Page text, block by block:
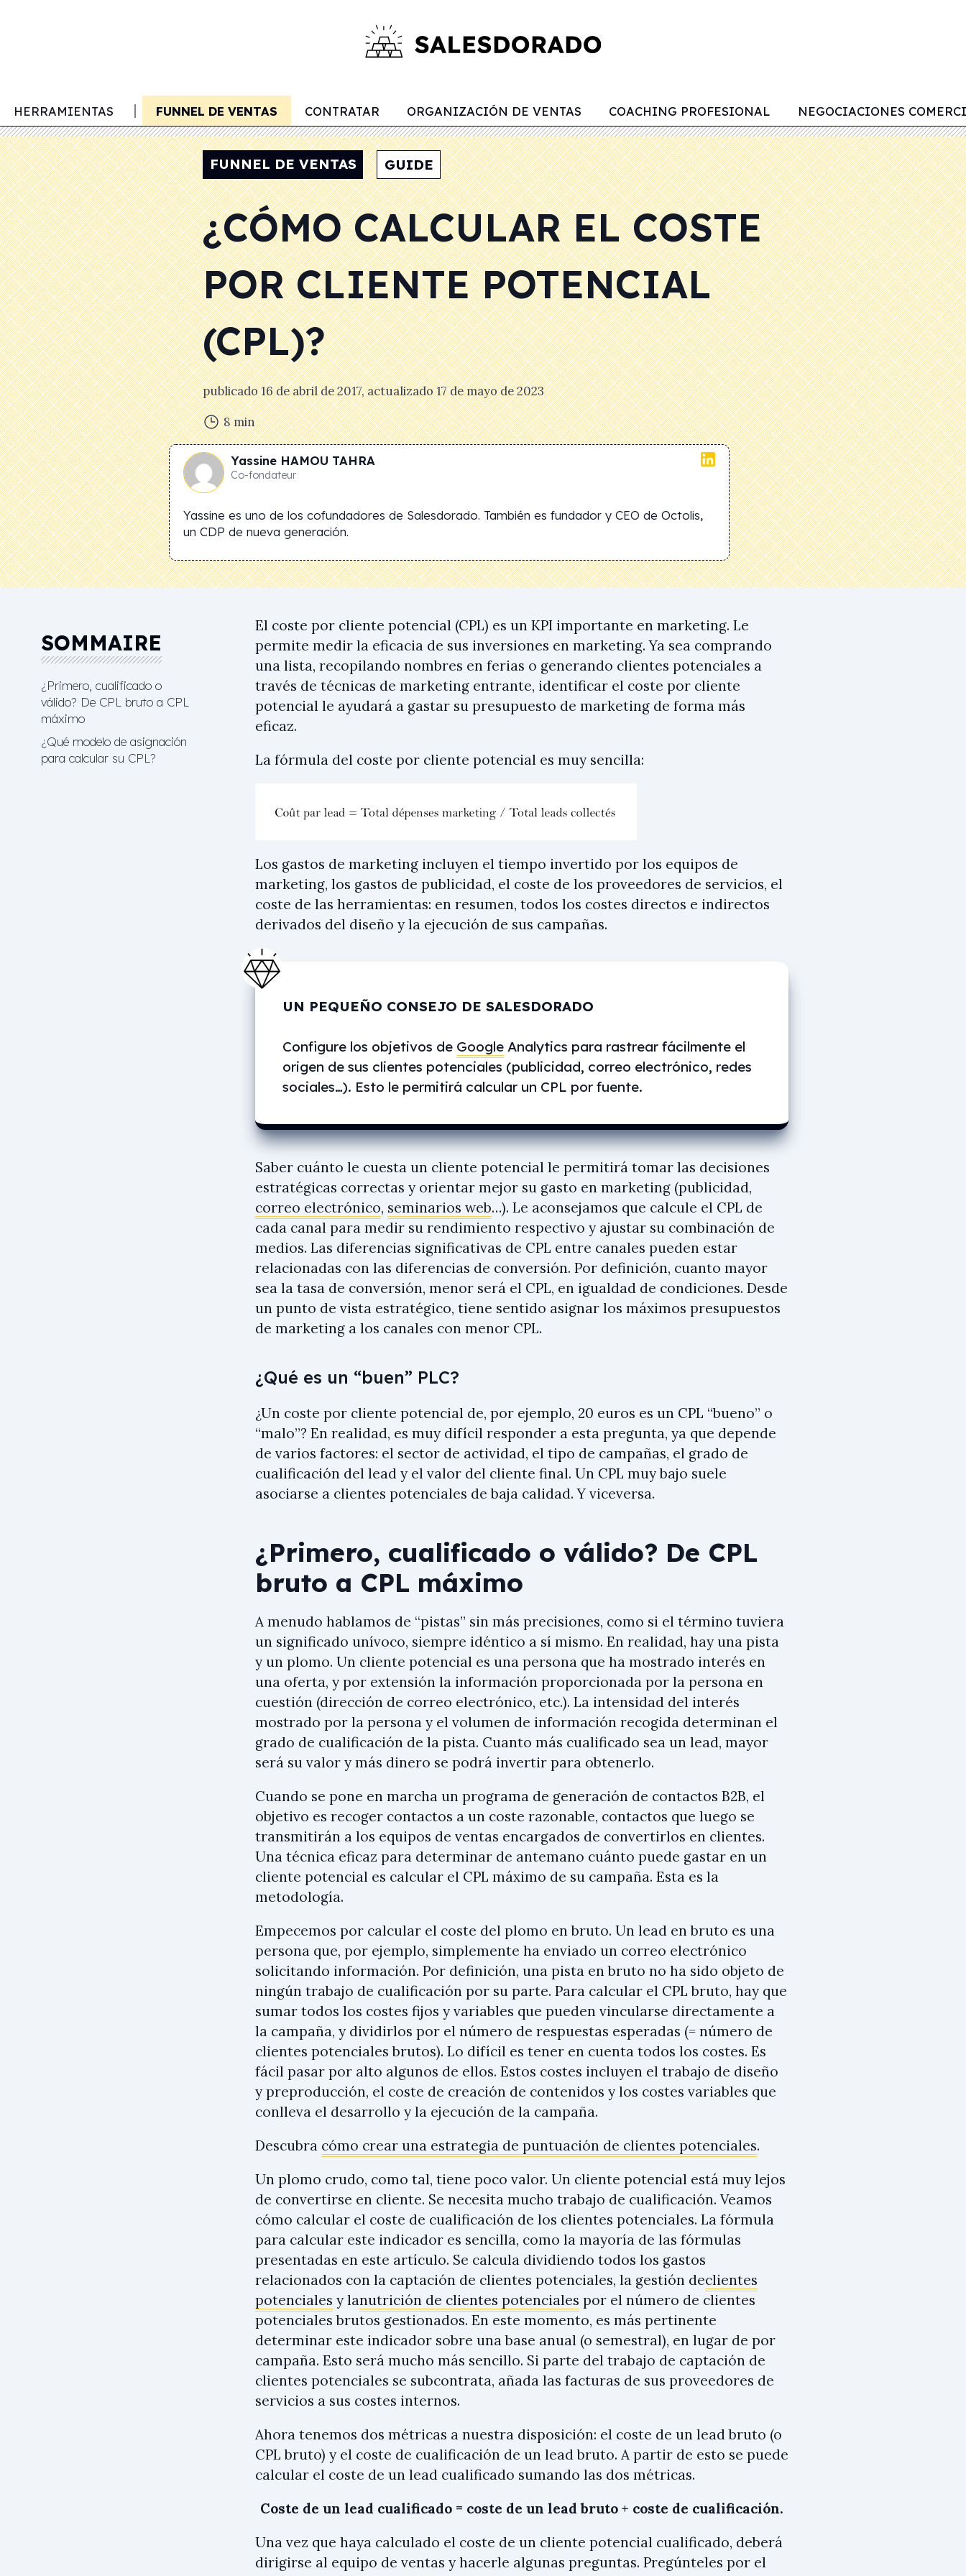
HERRAMIENTAS
LEAD SCORING FUNNEL DE VENTAS CONTRATAR ORGANIZACIÓN DE VENTAS COACHING PROFESIONAL NEGOCIACIONES
FUNNEL DE VENTAS GUIDE
¿CÓMO CALCULAR EL COSTE
POR CLIENTE POTENCIAL
(CPL)?
publicado16 de abril de 2017, actualizado17 de mayo de 2023
8 min
Yassine HAMOU TAHRA
Co-fondateur
Yassine es uno de los cofundadores de Salesdorado. También es fundador y CEO de Octolis,
un CDP de nueva generación.
SOMMAIRE
¿Primero, cualificado o
válido? De CPL bruto a CPL
máximo
¿Qué modelo de asignación
para calcular su CPL?
El coste por cliente potencial (CPL) es un KPI importante en marketing. Le
permite medir la eficacia de sus inversiones en marketing. Ya sea comprando
una lista, recopilando nombres en ferias o generando clientes potenciales a
través de técnicas de marketing entrante, identificar el coste por cliente
potencial le ayudará a gastar su presupuesto de marketing de forma más
eficaz.
La fórmula del coste por cliente potencial es muy sencilla:
Los gastos de marketing incluyen el tiempo invertido por los equipos de
marketing, los gastos de publicidad, el coste de los proveedores de servicios, el
coste de las herramientas: en resumen, todos los costes directos e indirectos
derivados del diseño y la ejecución de sus campañas.
UN PEQUEÑO CONSEJO DE SALESDORADO
Configure los objetivos de Google Analytics para rastrear fácilmente el
origen de sus clientes potenciales (publicidad, correo electrónico, redes
sociales…). Esto le permitirá calcular un CPL por fuente.
Saber cuánto le cuesta un cliente potencial le permitirá tomar las decisiones
estratégicas correctas y orientar mejor su gasto en marketing (publicidad,
correo electrónico, seminarios web…). Le aconsejamos que calcule el CPL de
cada canal para medir su rendimiento respectivo y ajustar su combinación de
medios. Las diferencias significativas de CPL entre canales pueden estar
relacionadas con las diferencias de conversión. Por definición, cuanto mayor
sea la tasa de conversión, menor será el CPL, en igualdad de condiciones. Desde
un punto de vista estratégico, tiene sentido asignar los máximos presupuestos
de marketing a los canales con menor CPL.
¿Qué es un “buen” PLC?
¿Un coste por cliente potencial de, por ejemplo, 20 euros es un CPL “bueno” o
“malo”? En realidad, es muy difícil responder a esta pregunta, ya que depende
de varios factores: el sector de actividad, el tipo de campañas, el grado de
cualificación del lead y el valor del cliente final. Un CPL muy bajo suele
asociarse a clientes potenciales de baja calidad. Y viceversa.
¿Primero, cualificado o válido? De CPL
bruto a CPL máximo
A menudo hablamos de “pistas” sin más precisiones, como si el término tuviera
un significado unívoco, siempre idéntico a sí mismo. En realidad, hay una pista
y un plomo. Un cliente potencial es una persona que ha mostrado interés en
una oferta, y por extensión la información proporcionada por la persona en
cuestión (dirección de correo electrónico, etc.). La intensidad del interés
mostrado por la persona y el volumen de información recogida determinan el
grado de cualificación de la pista. Cuanto más cualificado sea un lead, mayor
será su valor y más dinero se podrá invertir para obtenerlo.
Cuando se pone en marcha un programa de generación de contactos B2B, el
objetivo es recoger contactos a un coste razonable, contactos que luego se
transmitirán a los equipos de ventas encargados de convertirlos en clientes.
Una técnica eficaz para determinar de antemano cuánto puede gastar en un
cliente potencial es calcular el CPL máximo de su campaña. Esta es la
metodología.
Empecemos por calcular el coste del plomo en bruto. Un lead en bruto es una
persona que, por ejemplo, simplemente ha enviado un correo electrónico
solicitando información. Por definición, una pista en bruto no ha sido objeto de
ningún trabajo de cualificación por su parte. Para calcular el CPL bruto, hay que
sumar todos los costes fijos y variables que pueden vincularse directamente a
la campaña, y dividirlos por el número de respuestas esperadas (= número de
clientes potenciales brutos). Lo difícil es tener en cuenta todos los costes. Es
fácil pasar por alto algunos de ellos. Estos costes incluyen el trabajo de diseño
y preproducción, el coste de creación de contenidos y los costes variables que
conlleva el desarrollo y la ejecución de la campaña.
Descubra cómo crear una estrategia de puntuación de clientes potenciales.
Un plomo crudo, como tal, tiene poco valor. Un cliente potencial está muy lejos
de convertirse en cliente. Se necesita mucho trabajo de cualificación. Veamos
cómo calcular el coste de cualificación de los clientes potenciales. La fórmula
para calcular este indicador es sencilla, como la mayoría de las fórmulas
presentadas en este artículo. Se calcula dividiendo todos los gastos
relacionados con la captación de clientes potenciales, la gestión declientes
potenciales y lanutrición de clientes potenciales por el número de clientes
potenciales brutos gestionados. En este momento, es más pertinente
determinar este indicador sobre una base anual (o semestral), en lugar de por
campaña. Esto será mucho más sencillo. Si parte del trabajo de captación de
clientes potenciales se subcontrata, añada las facturas de sus proveedores de
servicios a sus costes internos.
Ahora tenemos dos métricas a nuestra disposición: el coste de un lead bruto (o
CPL bruto) y el coste de cualificación de un lead bruto. A partir de esto se puede
calcular el coste de un lead cualificado sumando las dos métricas.
Coste de un lead cualificado = coste de un lead bruto + coste de cualificación.
Una vez que haya calculado el coste de un cliente potencial cualificado, deberá
dirigirse al equipo de ventas y hacerle algunas preguntas. Pregúnteles por el